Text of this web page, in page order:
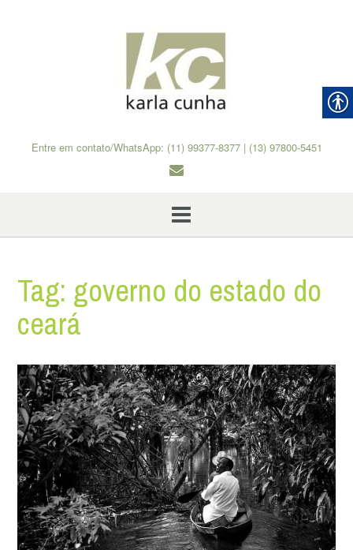
Entre em contato/WhatsApp: (11) 99377-8377 | (13) 97800-5451
Tag: governo do estado do
ceará